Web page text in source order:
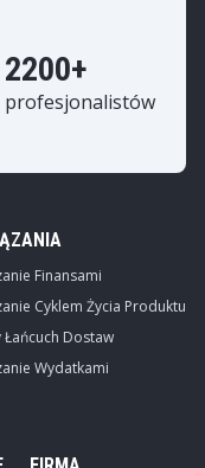
2200+
profesjonalistów
Finansami
Cyklem Życia Produktu
Łańcuch Dostaw
Wydatkami